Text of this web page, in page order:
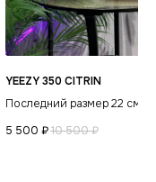
YEEZY 350 CITRIN
Последний размер 22 см и
5 500 ₽10 500₽